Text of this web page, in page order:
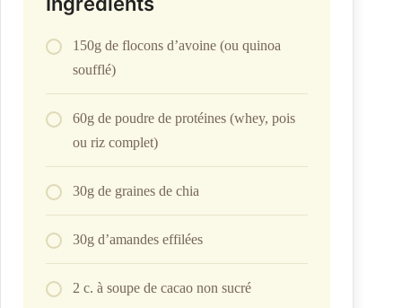
150g de flocons d’avoine (ou quinoa
soufflé)
60g de poudre de protéines (whey, pois
ou riz complet)
30g de graines de chia
30g d’amandes effilées
2 c. à soupe de cacao non sucré